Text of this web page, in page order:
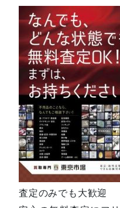
査定のみでも大歓迎